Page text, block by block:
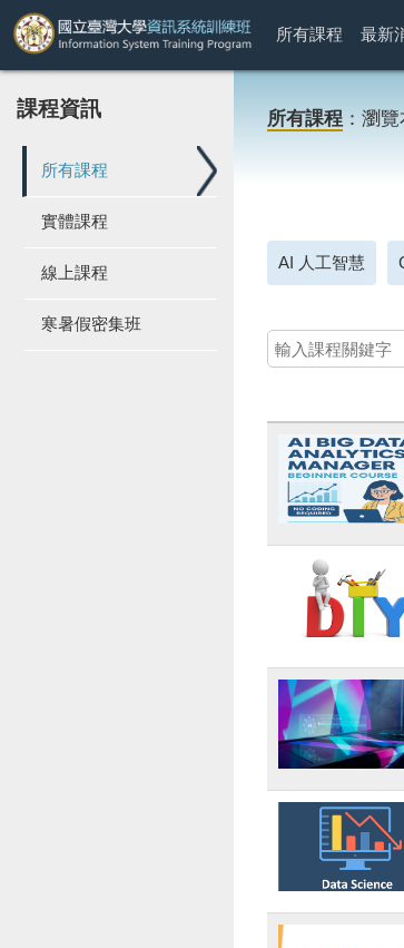
所有課程 最新
課程資訊
所有課程
實體課程
線上課程
寒暑假密集班
所有課程 ：瀏
AI 人工智慧